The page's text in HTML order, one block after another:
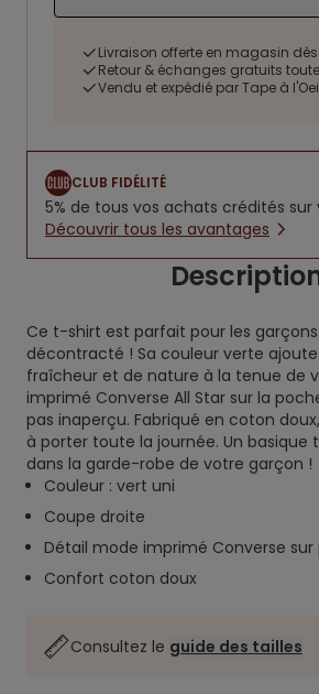
Livraison offerte en magasin
Retour & échanges gratuits
Vendu et expédié par Tape à
CLUB FIDÉLITÉ
5% de tous vos achats crédités
Découvrir tous les avantages
Ce t-shirt est parfait pour les
décontracté ! Sa couleur verte
fraîcheur et de nature à la tenue de
imprimé Converse All Star sur la
pas inaperçu. Fabriqué en coton
à porter toute la journée. Un basique
dans la garde-robe de votre garçon !
Couleur : vert uni
Coupe droite
Détail mode imprimé Converse sur
Confort coton doux
Consultez le guide des tailles